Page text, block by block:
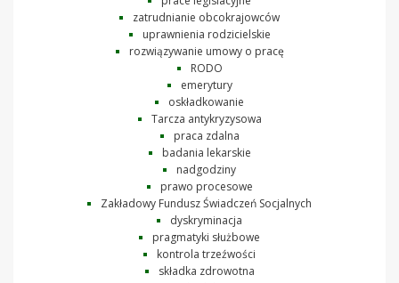
zatrudnianie obcokrajowców
uprawnienia rodzicielskie
rozwiązywanie umowy o pracę
RODO
emerytury
oskładkowanie
Tarcza antykryzysowa
praca zdalna
badania lekarskie
nadgodziny
prawo procesowe
Zakładowy Fundusz Świadczeń Socjalnych
dyskryminacja
pragmatyki służbowe
kontrola trzeźwości
składka zdrowotna